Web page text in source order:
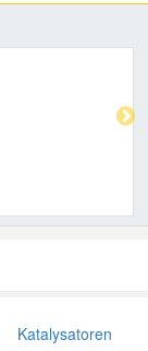
Katalysatoren